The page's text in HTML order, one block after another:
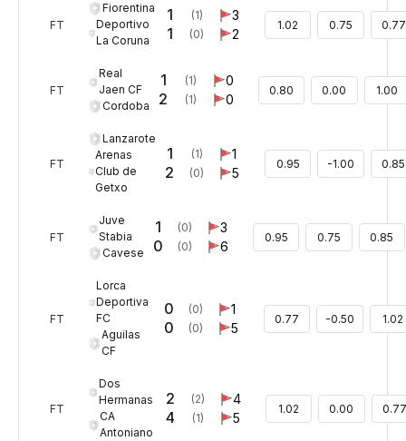
FT
Fiorentina
Deportivo
La Coruna
1
1
(1)
(0)
3
2
1.02 0.75 0.77
FT
Real
Jaen CF
Cordoba
1
2
(1)
(1)
0
0
0.80 0.00 1.00
FT
Lanzarote
Arenas
Club de
Getxo
1
2
(1)
(0)
1
5
0.95 -1.00 0.85
FT
Juve
Stabia
Cavese
1
0
(0)
(0)
3
6
0.95 0.75 0.85
FT
Lorca
Deportiva
FC
Aguilas
CF
0
0
(0)
(0)
1
5
0.77 -0.50 1.02
FT
Dos
Hermanas
CA
Antoniano
2
4
(2)
(1)
4
5
1.02 0.00 0.77